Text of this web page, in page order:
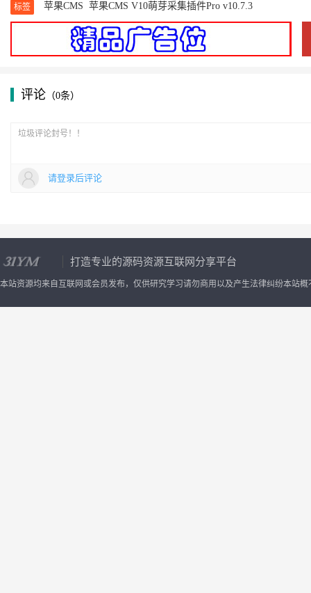
标签 苹果CMS 苹果CMS V10萌芽采集插件Pro v10.7.3
评论 （0条）
请登录后评论
打造专业的源码资源互联网分享平台
本站资源均来自互联网或会员发布，仅供研究学习请勿商用以及产生法律纠纷本站